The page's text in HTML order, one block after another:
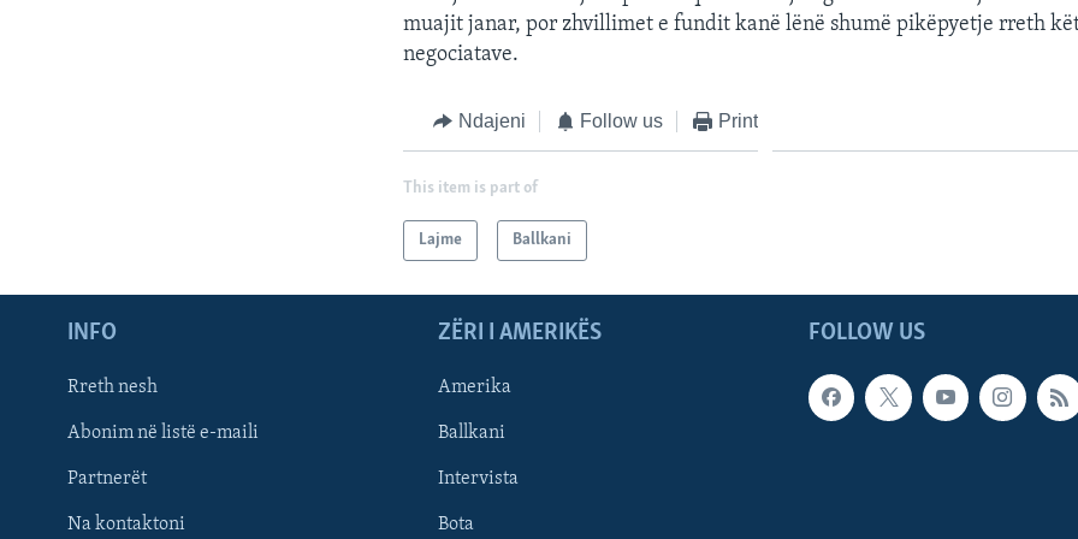
muajit janar, por zhvillimet e fundit kanë lënë shumë pikëpyetje rreth
negociatave.
Ndajeni Follow us Print
This item is part of
Lajme Ballkani
FOLLOW US
INFO
Rreth nesh
Abonim në listë e-maili
Partnerët
Na kontaktoni
ZËRI I AMERIKËS
Amerika
Ballkani
Intervista
Bota